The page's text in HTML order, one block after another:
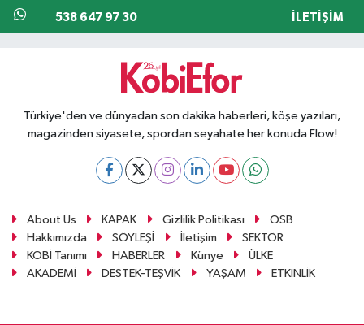
538 647 97 30 İLETIŞIM
Türkiye'den ve dünyadan son dakika haberleri, köşe yazıları,
magazinden siyasete, spordan seyahate her konuda Flow!
About Us KAPAK Gizlilik Politikası
OSB
Hakkımızda
SÖYLEŞİ İletişim
SEKTÖR
KOBİ Tanımı
HABERLER Künye
ÜLKE
AKADEMİ
DESTEK-TEŞVİK YAŞAM ETKİNLİK